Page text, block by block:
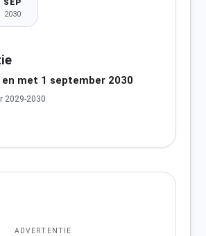
SEP
2030
met 1 september 2030
2029-2030
ADVERTENTIE